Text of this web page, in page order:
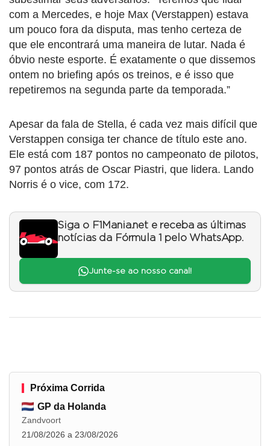
com a Mercedes, e hoje Max (Verstappen) estava
um pouco fora da disputa, mas tenho certeza de
que ele encontrará uma maneira de lutar. Nada é
óbvio neste esporte. É exatamente o que dissemos
ontem no briefing após os treinos, e é isso que
repetiremos na segunda parte da temporada.”
Apesar da fala de Stella, é cada vez mais difícil que
Verstappen consiga ter chance de título este ano.
Ele está com 187 pontos no campeonato de pilotos,
97 pontos atrás de Oscar Piastri, que lidera. Lando
Norris é o vice, com 172.
Siga o F1Mania.net e receba as últimas
notícias da Fórmula 1 pelo WhatsApp.
Junte-se ao nosso canal!
Próxima Corrida
GP da Holanda
Zandvoort
21/08/2026 a 23/08/2026